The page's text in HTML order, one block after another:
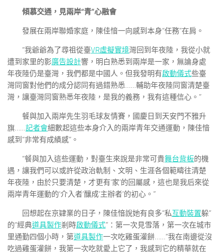
傾慕交通，見兩岸“青”心融會
發展在兩岸聯婚家庭，陳佳愔一向感到本身“任務”在肩。
“我爺爺為了尋祖從臺VR虛擬實境灣回到年夜陸，我從小就
遭到家里的影廣告設計響，明白熟悉到兩岸是一家，無論身處
年夜陸仍是臺灣，我們都是中國人。但我發明有啟動儀式些臺
灣同窗對他們的成分認同有過錯熟悉……輔助年夜陸同窗清楚臺
灣，讓臺灣同窗熟悉年夜陸，是我的義務，我有這種信心。”
餐與加入兩岸先生羽毛球友情賽，國慶日到天安門不雅升
旗……記者會細數起這些本身介入的兩岸青年交通運動，陳佳愔
感到“非常有成績感”。
“餐與加入這些運動，對臺生來說是非常可貴舞台背板的機
遇，讓我們可以或許從政治軌制、文明、生涯各個範疇往清楚
年夜陸，由於只要清楚，才更有‘家’的回屬感，這也是我后來從
兩岸青年運動的‘介入者’釀成‘主辦者’的初心。”
回想起在京肄業的日子，陳佳愔說她有良多“私互動裝置躲”
的“經典道具製作剎時啟動儀式”：第一次見雪落，第一次在城市
里通勤四個小時，第道具製作一次吃雞蛋灌餅……“我在南邊從沒
吃過雞蛋灌餅，我第一次吃就愛上它了，我感到它的精華就在